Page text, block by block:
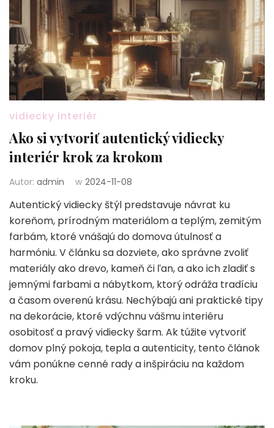
vidiecky interiér
Ako si vytvoriť autentický vidiecky
interiér krok za krokom
Autor: admin w 2024-11-08
Autentický vidiecky štýl predstavuje návrat ku
koreňom, prírodným materiálom a teplým, zemitým
farbám, ktoré vnášajú do domova útulnosť a
harmóniu. V článku sa dozviete, ako správne zvoliť
materiály ako drevo, kameň či ľan, a ako ich zladiť s
jemnými farbami a nábytkom, ktorý odráža tradíciu
a časom overenú krásu. Nechýbajú ani praktické tipy
na dekorácie, ktoré vdýchnu vášmu interiéru
osobitosť a pravý vidiecky šarm. Ak túžite vytvoriť
domov plný pokoja, tepla a autenticity, tento článok
vám ponúkne cenné rady a inšpiráciu na každom
kroku.